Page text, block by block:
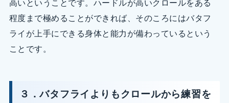
高いということです。ハードルが高いクロールをある
程度まで極めることができれば、そのころにはバタフ
ライが上手にできる身体と能力が備わっているという
ことです。
３．バタフライよりもクロールから練習を